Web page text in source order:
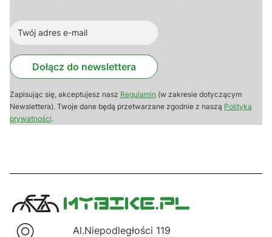
Dołącz do newslettera
Zapisując się, akceptujesz nasz Regulamin (w zakresie dotyczącym
Newslettera). Twoje dane będą przetwarzane zgodnie z naszą Polityką
prywatności.
Al.Niepodległości 119